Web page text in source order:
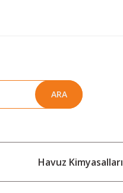
ARA
Havuz Kimyasalları